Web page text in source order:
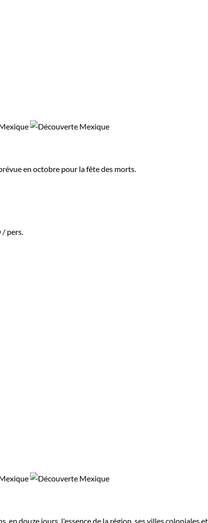
en octobre pour la fête des morts.
/ pers.
en douze jours, l'essence de la région, ses villes coloniales et